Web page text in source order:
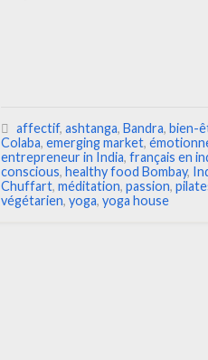
affectif, ashtanga, Bandra, bien-
Colaba, emerging market,
entrepreneur in India, français en
conscious, healthy food Bombay,
Chuffart, méditation, passion,
végétarien, yoga, yoga house